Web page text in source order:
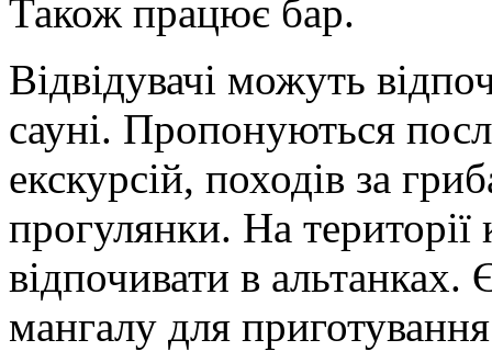
Також працює бар.
Відвідувачі можуть
сауні. Пропонуються
екскурсій, походів за
прогулянки. На
відпочивати в
мангалу для